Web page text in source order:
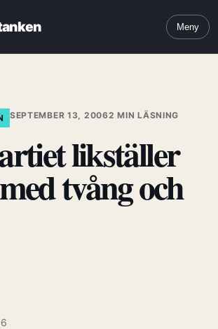
Meny
SEPTEMBER 13, 20062 MIN LÄSNING
likställer
tvång och